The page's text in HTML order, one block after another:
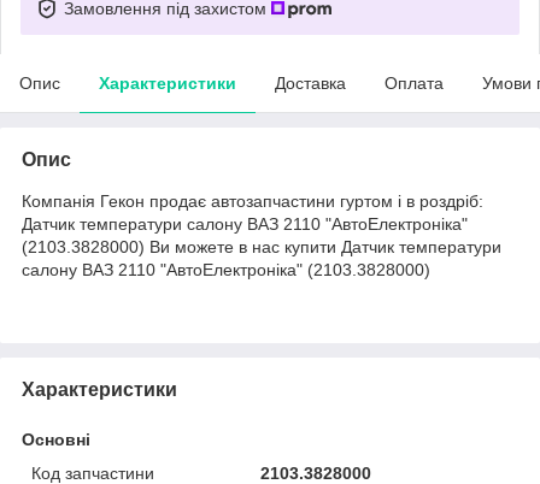
Замовлення під захистом
Опис Характеристики Доставка Оплата Умови
Опис
Компанія Гекон продає автозапчастини гуртом і в роздріб:
Датчик температури салону ВАЗ 2110 "АвтоЕлектроніка"
(2103.3828000) Ви можете в нас купити Датчик температури
салону ВАЗ 2110 "АвтоЕлектроніка" (2103.3828000)
Характеристики
Основні
Код запчастини
2103.3828000